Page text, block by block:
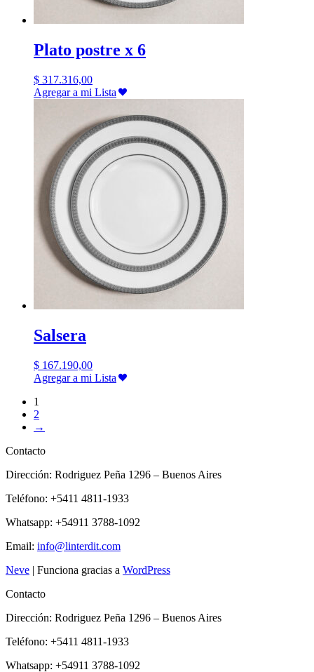
Plato postre x 6
$ 317.316,00
Agregar a mi Lista
Salsera
$ 167.190,00
Agregar a mi Lista
1
2
→
Contacto
Dirección: Rodriguez Peña 1296 – Buenos Aires
Teléfono: +5411 4811-1933
Whatsapp: +54911 3788-1092
Email: info@linterdit.com
Neve | Funciona gracias a WordPress
Contacto
Dirección: Rodriguez Peña 1296 – Buenos Aires
Teléfono: +5411 4811-1933
Whatsapp: +54911 3788-1092